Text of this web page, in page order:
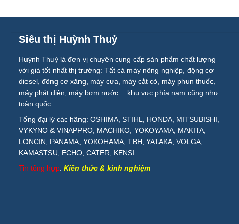
Siêu thị Huỳnh Thuỷ
Huỳnh Thuỷ là đơn vị chuyên cung cấp sản phẩm chất lượng
với giá tốt nhất thị trường: Tất cả máy nông nghiệp, động cơ
diesel, động cơ xăng, máy cưa, máy cắt cỏ, máy phun thuốc,
máy phát điện, máy bơm nước… khu vực phía nam cũng như
toàn quốc.
Tổng đại lý các hãng: OSHIMA, STIHL, HONDA, MITSUBISHI,
VYKYNO & VINAPPRO, MACHIKO, YOKOYAMA, MAKITA,
LONCIN, PANAMA, YOKOHAMA, TBH, YATAKA, VOLGA,
KAMASTSU, ECHO, CATER, KENSI …
Tin tổng hợp: Kiến thức & kinh nghiệm